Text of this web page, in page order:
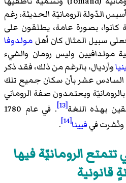
الدّولة الرومانيّة الحديثة، رغم
كانوا، بصورة عامة، يطلقون على
سبيل المثال كان أهل مولدوفا
وليس رومان والشيء
وأرديال، بالرغم من ذلك، فقد ذكر
السادس عشر بأن سكان جميع تلك
ويعتمدون صفة الروماني
بهذه اللغة[13]
. في عام 1780
ونُشرت فيفيينا[14]
.
تتمتع الرومانيّة فيها
قانونية